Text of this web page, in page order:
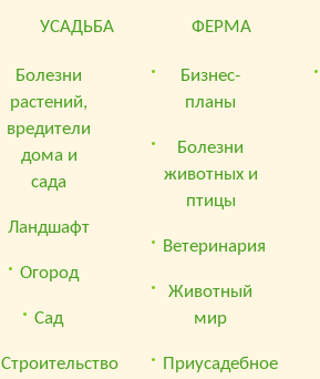
УСАДЬБА
Болезни
растений,
вредители
дома и
сада
Ландшафт
Огород
Сад
Строительство
ФЕРМА
Бизнес-
планы
Болезни
животных и
птицы
Ветеринария
Животный
мир
Приусадебное